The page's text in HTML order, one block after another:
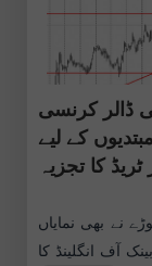
ڈالر کرنسی
کے لیے
کا تجزیہ
نے بھی نمایاں
آف انگلینڈ کا